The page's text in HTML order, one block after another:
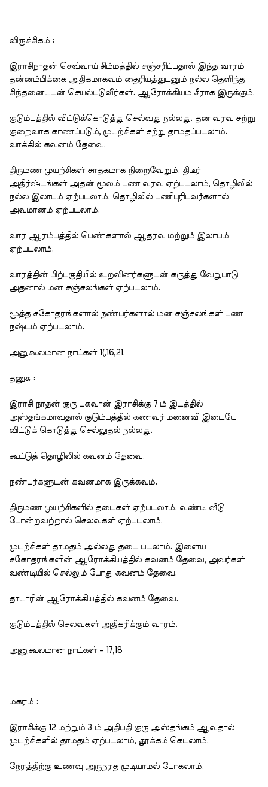
விருச்சிகம் :
இராசிநாதன் செவ்வாய் சிம்மத்தில் சஞ்சரிப்பதால் இந்த வாரம்
தன்னம்பிக்கை அதிகமாகவும் தைரியத்துடனும் நல்ல தெளிந்த
சிந்தனையுடன் செயல்படுவீர்கள். ஆரோக்கியம சீராக இருக்கும்.
குடும்பத்தில் விட்டுக்கொடுத்து செல்வது நல்லது. தன வரவு சற்று
குறைவாக காணப்படும், முயற்சிகள் சற்று தாமதப்படலாம்.
வாக்கில் கவனம் தேவை.
திருமண முயற்சிகள் சாதகமாக நிறைவேறும். திடீர்
அதிர்ஷ்டங்கள் அதன் மூலம் பண வரவு ஏற்படலாம், தொழிலில்
நல்ல இலாபம் ஏற்படலாம். தொழிலில் பணிபுரிபவர்களால்
அவமானம் ஏற்படலாம்.
வார ஆரம்பத்தில் பெண்களால் ஆதரவு மற்றும் இலாபம்
ஏற்படலாம்.
வாரத்தின் பிற்பகுதியில் உறவினர்களுடன் கருத்து வேறுபாடு
அதனால் மன சஞ்சலங்கள் ஏற்படலாம்.
மூத்த சகோதரங்களால் நண்பர்களால் மன சஞ்சலங்கள் பண
நஷ்டம் ஏற்படலாம்.
அனுகூலமான நாட்கள் 1(,16,21.
தனுசு :
இராசி நாதன் குரு பகவான் இராசிக்கு 7 ம் இடத்தில்
அஸ்தங்கமாவதால் குடும்பத்தில் கணவர் மனைவி இடையே
விட்டுக் கொடுத்து செல்லுதல் நல்லது.
கூட்டுத் தொழிலில் கவனம் தேவை.
நண்பர்களுடன் கவனமாக இருக்கவும்.
திருமண முயற்சிகளில் தடைகள் ஏற்படலாம். வண்டி வீடு
போன்றவற்றால் செலவுகள் ஏற்படலாம்.
முயற்சிகள் தாமதம் அல்லது தடை படலாம். இளைய
சகோதரங்களின் ஆரோக்கியத்தில் கவனம் தேவை, அவர்கள்
வண்டியில் செல்லும் போது கவனம் தேவை.
தாயாரின் ஆரோக்கியத்தில் கவனம் தேவை.
குடும்பத்தில் செலவுகள் அதிகரிக்கும் வாரம்.
அனுகூலமான நாட்கள் – 17,18
மகரம் :
இராசிக்கு 12 மற்றும் 3 ம் அதிபதி குரு அஸ்தங்கம் ஆவதால்
முயற்சிகளில் தாமதம் ஏற்படலாம், தூக்கம் கெடலாம்.
நேரத்திற்கு உணவு அருநரத முடியாமல் போகலாம்.